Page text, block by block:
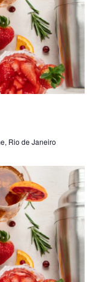
g
a
ç
ã
d
e
v
s
u
l
E
e
n
Rio de Janeiro